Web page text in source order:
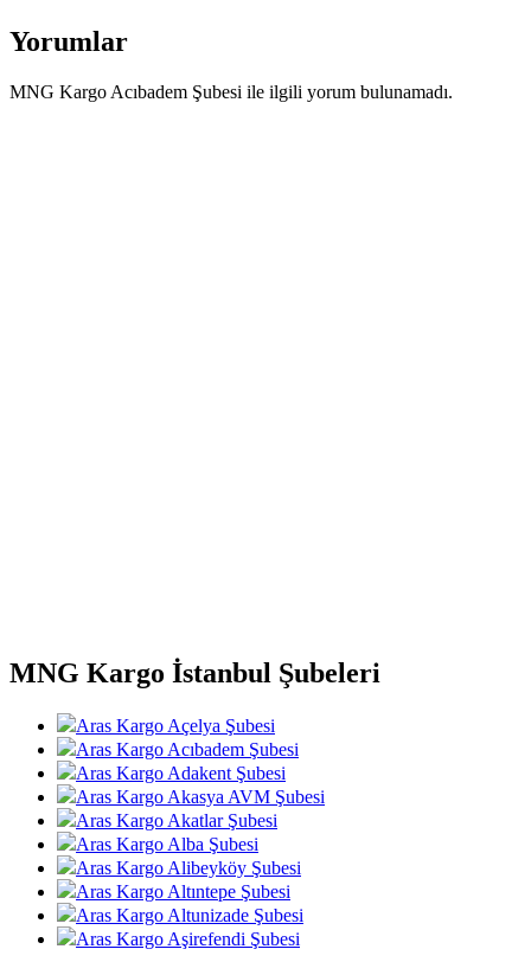
Yorumlar
MNG Kargo Acıbadem Şubesi ile ilgili yorum bulunamadı.
MNG Kargo İstanbul Şubeleri
Aras Kargo Açelya Şubesi
Aras Kargo Acıbadem Şubesi
Aras Kargo Adakent Şubesi
Aras Kargo Akasya AVM Şubesi
Aras Kargo Akatlar Şubesi
Aras Kargo Alba Şubesi
Aras Kargo Alibeyköy Şubesi
Aras Kargo Altıntepe Şubesi
Aras Kargo Altunizade Şubesi
Aras Kargo Aşirefendi Şubesi